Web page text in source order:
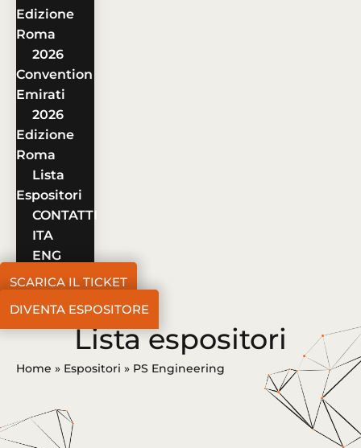
Edizione
Roma
2026
Convention
Emirati
2026
Edizione
Roma
Lista
Espositori
CONTATTI
ITA
ENG
SCARICA IL TICKET
DIVENTA ESPOSITORE
Lista espositori
Home » Espositori » PS Engineering